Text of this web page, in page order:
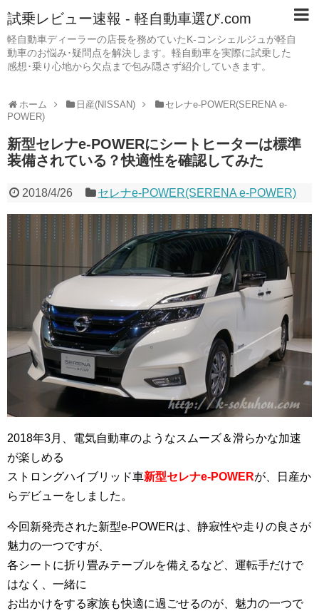
試乗レビュー速報 - 軽自動車選び.com
軽自動車ディーラーの店長を務めていたK-コンシェルジュが軽自
動車のお悩み･疑問点を解決します。軽自動車を実際に試乗した
感想･乗り心地から欠点まで包み隠さず紹介していきます。
ホーム 日産(NISSAN)
セレナe-POWER(SERENA e-
POWER)
新型セレナe-POWERにシートヒーターは標準
装備されている？快適性を確認してみた
2018/4/26 セレナe-POWER(SERENA e-POWER)
2018年3月、電気自動車のようなスムーズ＆滑らかな加速
が楽しめる
ストロングハイブリッド車新型セレナe-POWERが、日産か
らデビューをしました。
今回新発売された新型e-POWERは、静寂性や走りの良さが
魅力の一つですが、
各シートに折り畳みテーブルを備えるなど、運転手だけで
はなく、一緒に
お出かけをする家族も快適に過ごせるのが、魅力の一つで